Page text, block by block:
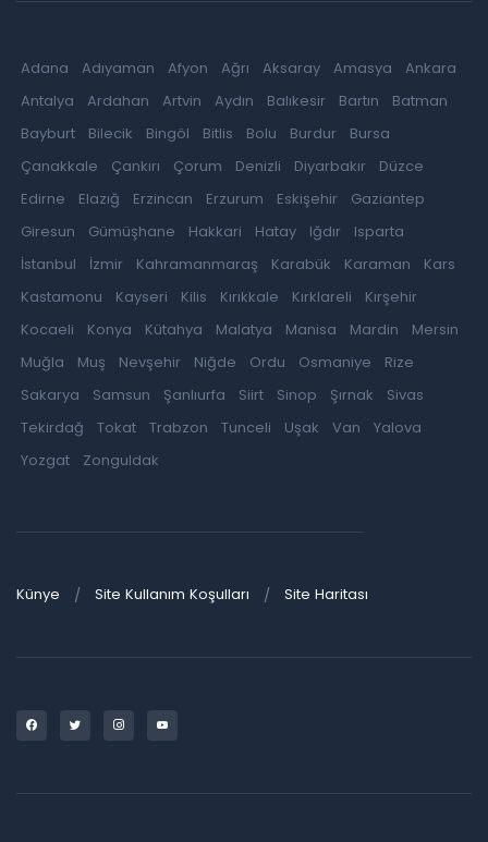
Adana Adıyaman Afyon Ağrı Aksaray Amasya
Ankara
Antalya
Ardahan Artvin Aydın Balıkesir Bartın
Batman
Bayburt
Bilecik Bingöl Bitlis Bolu Burdur
Bursa
Çanakkale
Çankırı Çorum Denizli Diyarbakır
Düzce
Edirne
Elazığ Erzincan Erzurum Eskişehir
Gaziantep
Giresun
Gümüşhane Hakkari Hatay Iğdır
Isparta
İstanbul
İzmir Kahramanmaraş Karabük Karaman
Kars
Kastamonu
Kayseri Kilis Kırıkkale Kırklareli
Kırşehir
Kocaeli
Konya Kütahya Malatya Manisa Mardin
Mersin
Muğla
Muş Nevşehir Niğde Ordu Osmaniye
Rize
Sakarya
Samsun Şanlıurfa Siirt Sinop Şırnak
Sivas
Tekirdağ
Tokat Trabzon Tunceli Uşak Van
Yalova
Yozgat
Zonguldak
Künye Site Kullanım Koşulları Site Haritası